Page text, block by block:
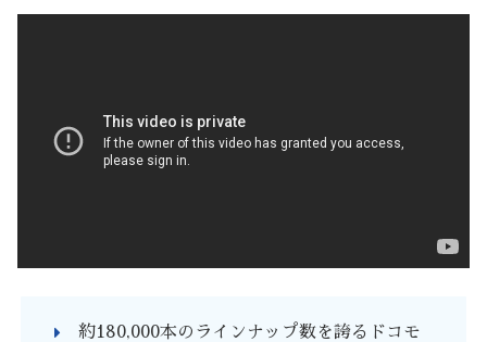
約180,000本のラインナップ数を誇るドコモ